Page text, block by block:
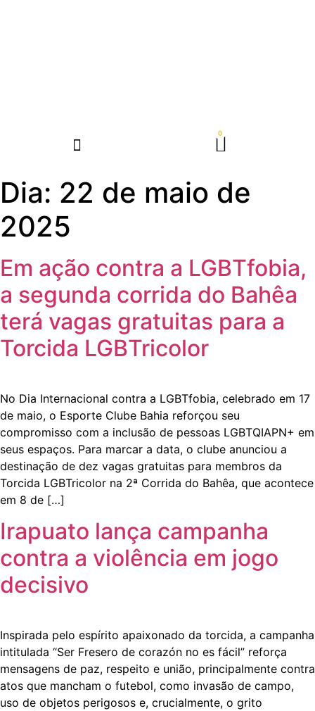
Dia: 22 de maio de
2025
Em ação contra a LGBTfobia,
a segunda corrida do Bahêa
terá vagas gratuitas para a
Torcida LGBTricolor
No Dia Internacional contra a LGBTfobia, celebrado em 17
de maio, o Esporte Clube Bahia reforçou seu
compromisso com a inclusão de pessoas LGBTQIAPN+ em
seus espaços. Para marcar a data, o clube anunciou a
destinação de dez vagas gratuitas para membros da
Torcida LGBTricolor na 2ª Corrida do Bahêa, que acontece
em 8 de […]
Irapuato lança campanha
contra a violência em jogo
decisivo
Inspirada pelo espírito apaixonado da torcida, a campanha
intitulada “Ser Fresero de corazón no es fácil” reforça
mensagens de paz, respeito e união, principalmente contra
atos que mancham o futebol, como invasão de campo,
uso de objetos perigosos e, crucialmente, o grito